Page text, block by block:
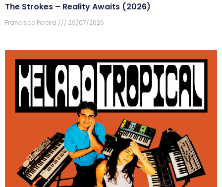
The Strokes – Reality Awaits (2026)
Francisco Pereira 29/07/2026